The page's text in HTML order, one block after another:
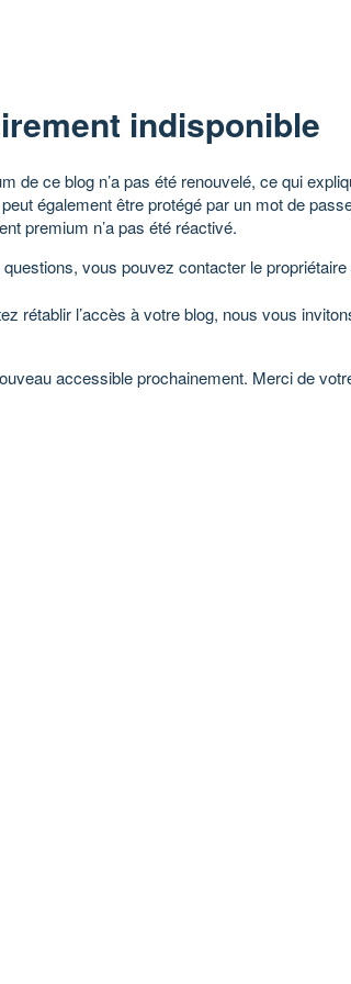
indisponible
de ce blog n’a pas été renouvelé, ce qui
également être protégé par un mot de
premium n’a pas été réactivé.
vous pouvez contacter le propriétaire
rétablir l’accès à votre blog, nous vous
accessible prochainement. Merci de